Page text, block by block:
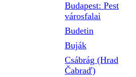
Budapest: Pest
városfalai
Budetin
Buják
Csábrág (Hrad
Čabraď)